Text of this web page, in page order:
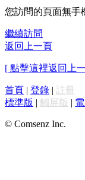
您訪問的頁面無手
繼續訪問
返回上一頁
[ 點擊這裡返回上
首頁 | 登錄 | 註冊
標準版 | 觸屏版 |
© Comsenz Inc.